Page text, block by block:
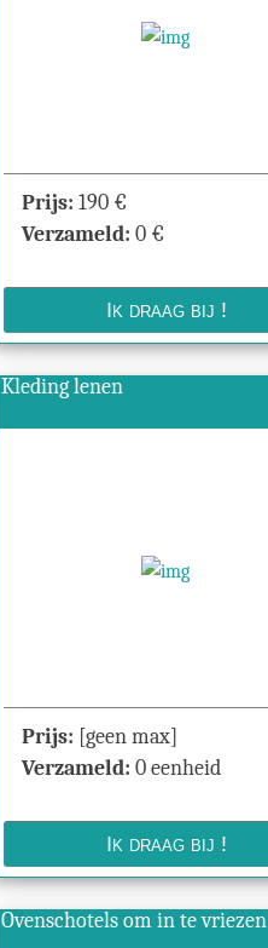
Prijs: 190 €
Verzameld: 0 €
Kleding lenen
Prijs: [geen max]
Verzameld: 0 eenheid
Ovenschotels om in te vriezen